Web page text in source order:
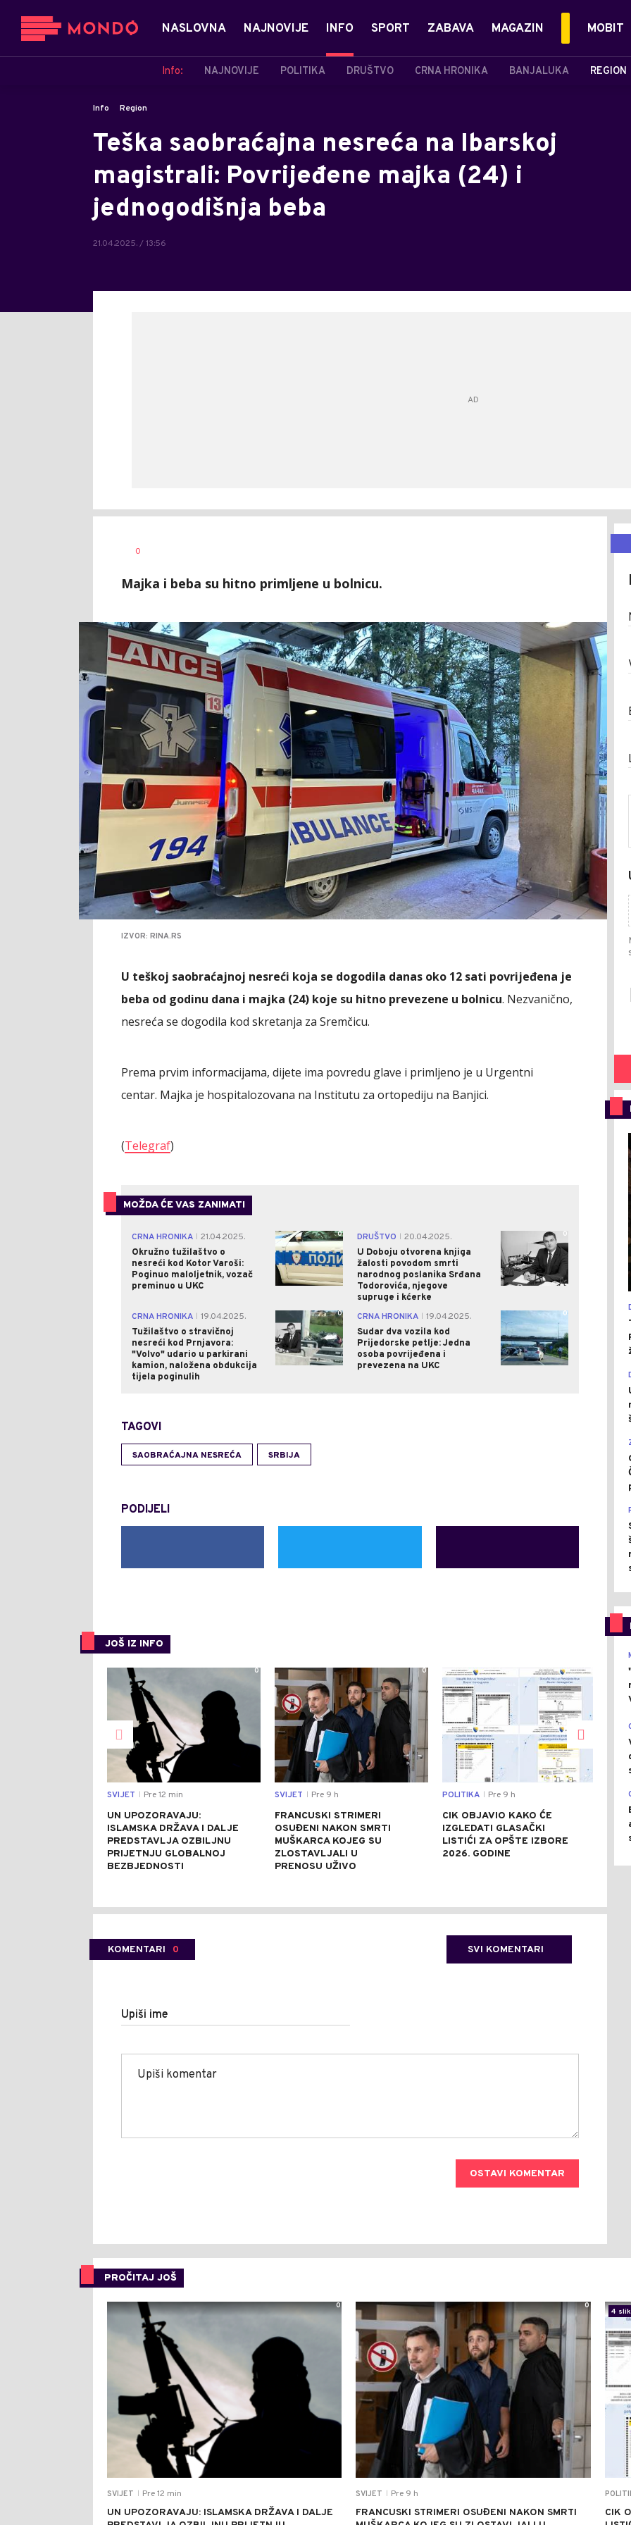
NASLOVNA NAJNOVIJE INFO
Info: NAJNOVIJE POLITIKA DRUŠTVO CRNA HRONIKA BANJALUKA REGION
SPORT ZABAVA MAGAZIN MOBIT
Info Region
Teška saobraćajna nesreća na Ibarskoj
magistrali: Povrijeđene majka (24) i
jednogodišnja beba
21.04.2025. / 13:56
AUTOR
0
Majka i beba su hitno primljene u bolnicu.
IZVOR: RINA.RS
U teškoj saobraćajnoj nesreći koja se dogodila danas oko 12 sati povrijeđena je
beba od godinu dana i majka (24) koje su hitno prevezene u bolnicu. Nezvanično,
nesreća se dogodila kod skretanja za Sremčicu.
Prema prvim informacijama, dijete ima povredu glave i primljeno je u Urgentni
centar. Majka je hospitalozovana na Institutu za ortopediju na Banjici.
(Telegraf)
MOŽDA ĆE VAS ZANIMATI
CRNA HRONIKA
21.04.2025.
Okružno tužilaštvo o
nesreći kod Kotor Varoši:
Poginuo maloljetnik, vozač
preminuo u UKC
0 DRUŠTVO
20.04.2025.
U Doboju otvorena knjiga
žalosti povodom smrti
narodnog poslanika Srđana
Todorovića, njegove
supruge i kćerke
0
CRNA HRONIKA
19.04.2025.
Tužilaštvo o stravičnoj
nesreći kod Prnjavora:
"Volvo" udario u parkirani
kamion, naložena obdukcija
tijela poginulih
0 CRNA HRONIKA
19.04.2025.
Sudar dva vozila kod
Prijedorske petlje: Jedna
osoba povrijeđena i
prevezena na UKC
0
TAGOVI
SAOBRAĆAJNA NESREĆA SRBIJA
PODIJELI
JOŠ IZ INFO
0
SVIJET Pre 12 min
UN UPOZORAVAJU:
ISLAMSKA DRŽAVA I DALJE
PREDSTAVLJA OZBILJNU
PRIJETNJU GLOBALNOJ
BEZBJEDNOSTI
0
SVIJET Pre 9 h
FRANCUSKI STRIMERI
OSUĐENI NAKON SMRTI
MUŠKARCA KOJEG SU
ZLOSTAVLJALI U
PRENOSU UŽIVO
0
POLITIKA Pre 9 h
CIK OBJAVIO KAKO ĆE
IZGLEDATI GLASAČKI
LISTIĆI ZA OPŠTE IZBORE
2026. GODINE
KOMENTARI 0 SVI KOMENTARI
Upiši ime
OSTAVI KOMENTAR
PROČITAJ JOŠ
SVIJET Pre 12 min
UN UPOZORAVAJU: ISLAMSKA DRŽAVA I DALJE
0
SVIJET Pre 9 h
FRANCUSKI STRIMERI OSUĐENI NAKON SMRTI
0
CIK
4